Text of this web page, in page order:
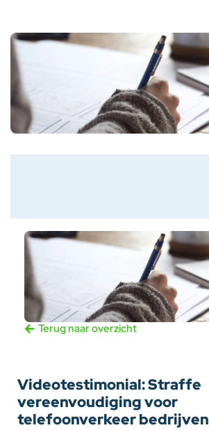
Terug naar overzicht
Videotestimonial: Straffe
vereenvoudiging voor
telefoonverkeer bedrijven